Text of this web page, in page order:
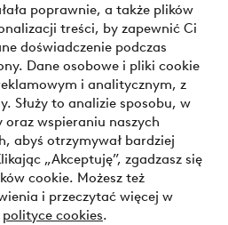
poprawnie, a także plików
treści, by zapewnić Ci
doświadczenie podczas
Dane osobowe i pliki cookie
i analitycznym, z
Służy to analizie sposobu, w
oraz wspieraniu naszych
abyś otrzymywał bardziej
„Akceptuję”, zgadzasz się
cookie. Możesz też
i przeczytać więcej w
polityce cookies.
- zapłać teraz lub podziel się
o naszych opcjach płatności